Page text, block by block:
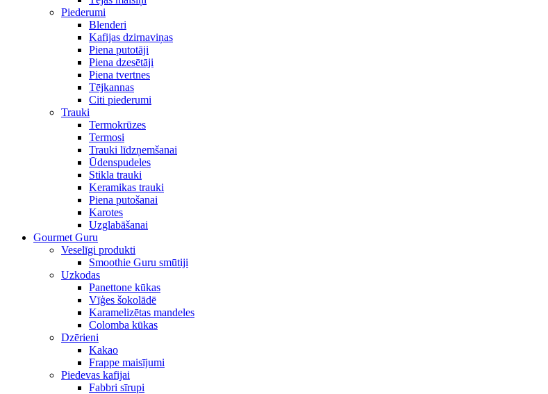
Piederumi
Blenderi
Kafijas dzirnaviņas
Piena putotāji
Piena dzesētāji
Piena tvertnes
Tējkannas
Citi piederumi
Trauki
Termokrūzes
Termosi
Trauki līdzņemšanai
Ūdenspudeles
Stikla trauki
Keramikas trauki
Piena putošanai
Karotes
Uzglabāšanai
Gourmet Guru
Veselīgi produkti
Smoothie Guru smūtiji
Uzkodas
Panettone kūkas
Vīģes šokolādē
Karamelizētas mandeles
Colomba kūkas
Dzērieni
Kakao
Frappe maisījumi
Piedevas kafijai
Fabbri sīrupi